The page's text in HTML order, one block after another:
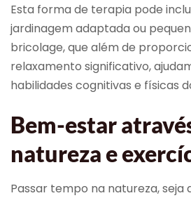
Esta forma de terapia pode
jardinagem adaptada ou
bricolage, que além de
relaxamento significativo,
habilidades cognitivas e físicas
Bem-estar
natureza e
Passar tempo na natureza, seja